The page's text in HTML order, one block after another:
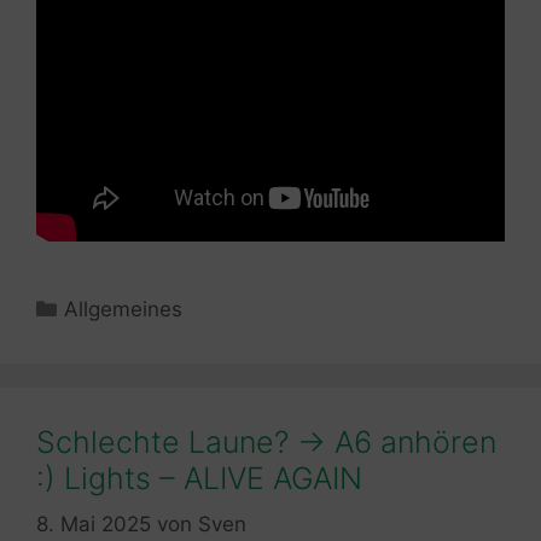
Kategorien
Allgemeines
Schlechte Laune? -> A6 anhören
:) Lights – ALIVE AGAIN
8. Mai 2025 von Sven